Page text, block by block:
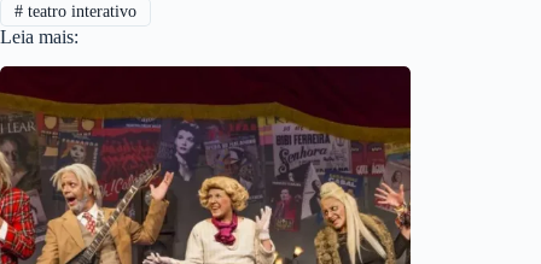
#teatro interativo
Leia mais: